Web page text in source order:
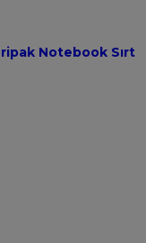
Notebook Sırt